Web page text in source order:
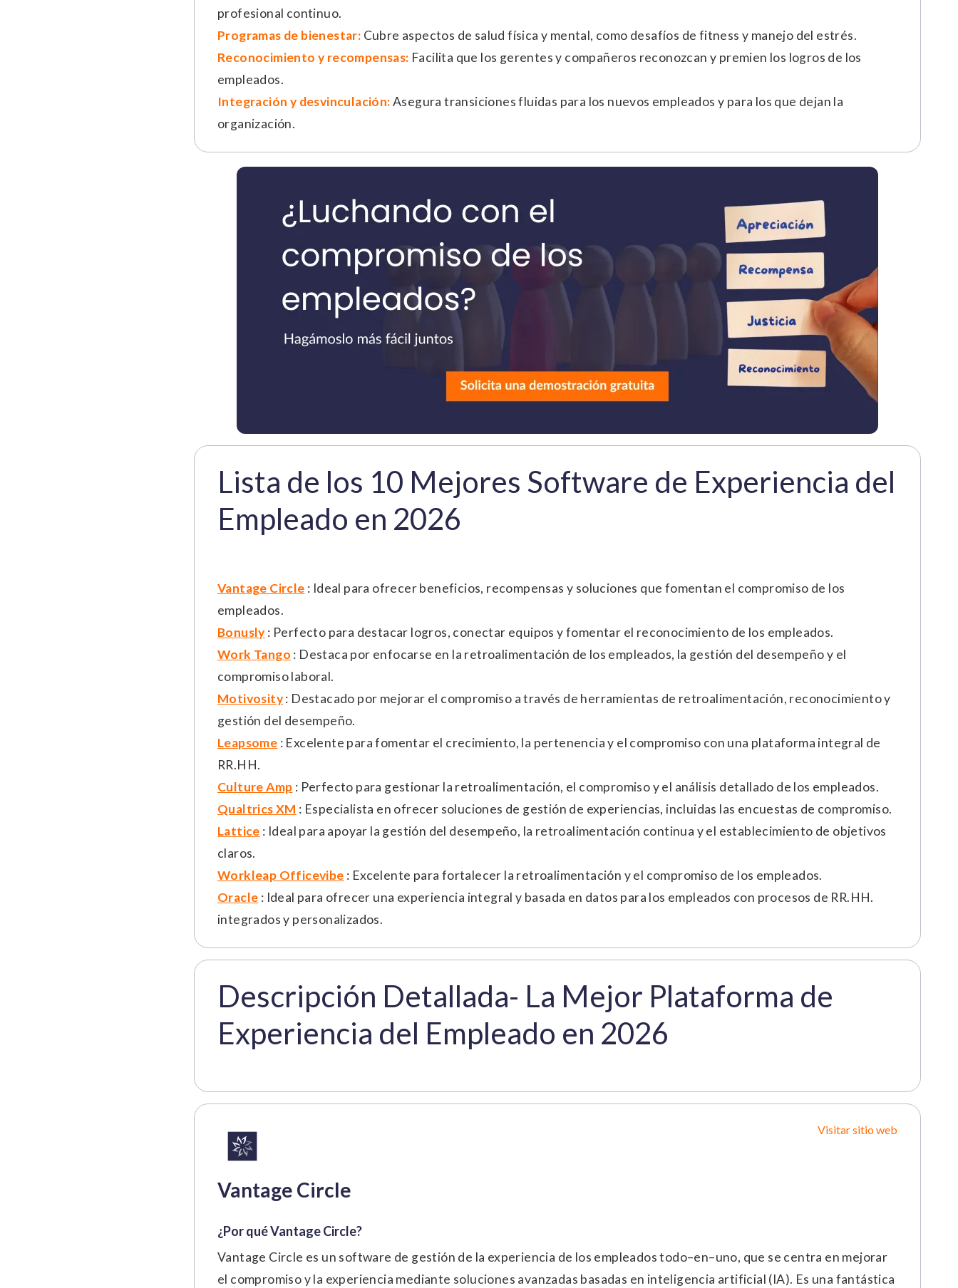
profesional continuo.
Programas de bienestar: Cubre aspectos de salud física y mental, como desafíos de fitness y manejo del estrés.
Reconocimiento y recompensas: Facilita que los gerentes y compañeros reconozcan y premien los logros de los
empleados.
Integración y desvinculación:Asegura transiciones fluidas para los nuevos empleados y para los que dejan la
organización.
Lista de los 10 Mejores Software de Experiencia del
Empleado en 2026
Vantage Circle : Ideal para ofrecer beneficios, recompensas y soluciones que fomentan el compromiso de los
empleados.
Bonusly : Perfecto para destacar logros, conectar equipos y fomentar el reconocimiento de los empleados.
Work Tango : Destaca por enfocarse en la retroalimentación de los empleados, la gestión del desempeño y el
compromiso laboral.
Motivosity: Destacado por mejorar el compromiso a través de herramientas de retroalimentación, reconocimiento y
gestión del desempeño.
Leapsome : Excelente para fomentar el crecimiento, la pertenencia y el compromiso con una plataforma integral de
RR.HH.
Culture Amp : Perfecto para gestionar la retroalimentación, el compromiso y el análisis detallado de los empleados.
Qualtrics XM : Especialista en ofrecer soluciones de gestión de experiencias, incluidas las encuestas de compromiso.
Lattice : Ideal para apoyar la gestión del desempeño, la retroalimentación continua y el establecimiento de objetivos
claros.
Workleap Officevibe : Excelente para fortalecer la retroalimentación y el compromiso de los empleados.
Oracle : Ideal para ofrecer una experiencia integral y basada en datos para los empleados con procesos de RR.HH.
integrados y personalizados.
Descripción Detallada- La Mejor Plataforma de
Experiencia del Empleado en 2026
Vantage Circle
Visitar sitio web
¿Por qué Vantage Circle?
Vantage Circle es un software de gestión de la experiencia de los empleados todo–en–uno, que se centra en mejorar
el compromiso y la experiencia mediante soluciones avanzadas basadas en inteligencia artificial (IA). Es una fantástica